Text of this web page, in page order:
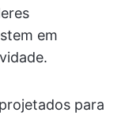
em
para